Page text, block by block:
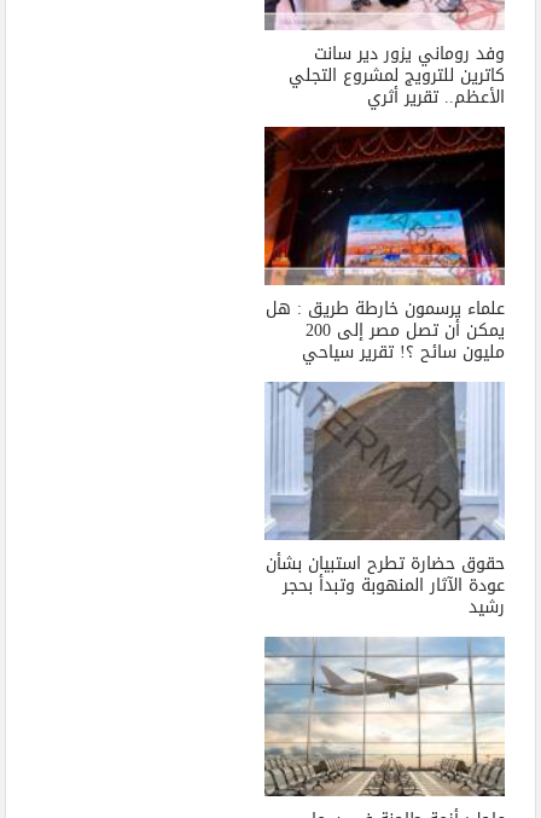
وفد روماني يزور دير سانت
كاترين للترويج لمشروع التجلي
الأعظم.. تقرير أثري
علماء يرسمون خارطة طريق : هل
يمكن أن تصل مصر إلى 200
مليون سائح ؟! تقرير سياحي
حقوق حضارة تطرح استبيان بشأن
عودة الآثار المنهوبة وتبدأ بحجر
رشيد